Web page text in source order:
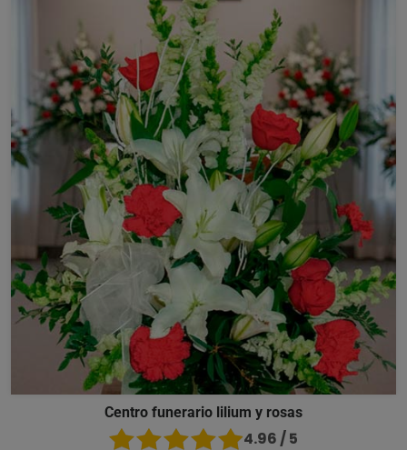
Centro funerario lilium y rosas
4.96 / 5